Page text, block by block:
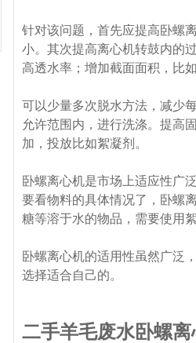
针对该问题，首先应提高卧螺
小。其次提高离心机转鼓内的
高透水率；增加截面面积，比
可以少量多次脱水方法，减少
允许范围内，进行洗涤。提高
加，投放比如絮凝剂。
卧螺离心机是市场上适应性广
要看物料的具体情况了，卧螺
糖等溶于水的物品，需要使用
卧螺离心机的适用性虽然广泛
选择适合自己的。
二手羊毛废水卧螺离